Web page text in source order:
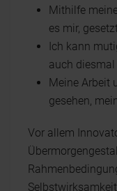
Mithilfe
es mir,
Ich kann
auch diesmal
Meine Arbeit
gesehen,
Vor allem